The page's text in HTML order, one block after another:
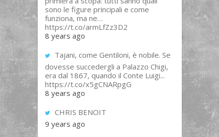
sono le figure principali e come
funziona, ma ne…
https://t.co/armLfZz3D2
8 years ago
Tajani, come Gentiloni, è nobile. Se
dovesse succedergli a Palazzo Chigi,
era dal 1867, quando il Conte Luigi...
https://t.co/x5gCNARpgG
8 years ago
CHRIS BENOIT
9 years ago